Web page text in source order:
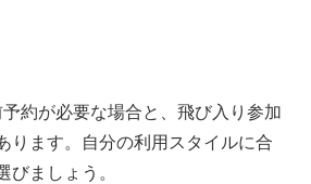
予約が必要な場合と、飛び入り参加
ります。自分の利用スタイルに合
びましょう。